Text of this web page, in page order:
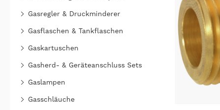
Gaskartuschen
Gasregler & Druckminderer
Gasflaschen & Tankflaschen
Gaslampen
Gasschläuche
Gasherd- & Geräteanschluss Sets